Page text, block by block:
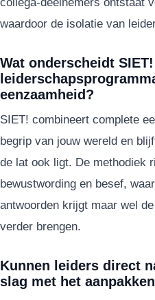
waardoor de isolatie van
Wat onderscheidt
eenzaamheid?
SIET! combineert complete
begrip van jouw wereld en
de lat ook ligt. De methodiek
bewustwording en besef,
antwoorden krijgt maar wel
verder brengen.
Kunnen leiders direct
slag met het